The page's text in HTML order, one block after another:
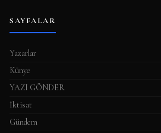
SAYFALAR
Yazarlar
Künye
YAZI GÖNDER
İktisat
Gündem